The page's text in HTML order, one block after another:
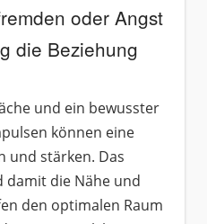
oder Angst
die Beziehung
und ein bewusster
können eine
und stärken. Das
damit die Nähe und
den optimalen Raum